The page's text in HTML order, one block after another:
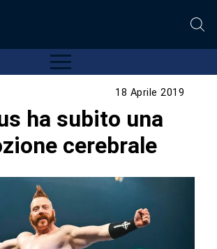
18 Aprile 2019
ha subito una
cerebrale